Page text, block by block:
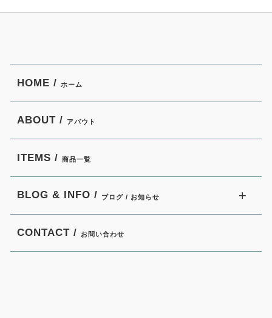
HOME / ホーム
ABOUT / アバウト
ITEMS / 商品一覧
BLOG & INFO / ブログ / お知らせ
CONTACT / お問い合わせ